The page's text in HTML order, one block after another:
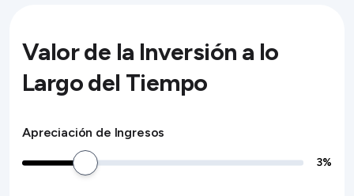
Valor de la Inversión a lo
Largo del Tiempo
Apreciación de Ingresos
3%